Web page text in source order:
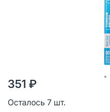
351 ₽
Осталось 7 шт.